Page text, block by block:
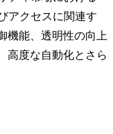
アクセスに関連す
機能、透明性の向上
高度な自動化とさら